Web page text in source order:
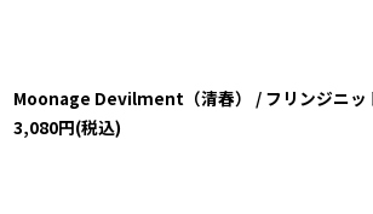
Moonage Devilment（清春） / フリンジニッ
3,080円(税込)